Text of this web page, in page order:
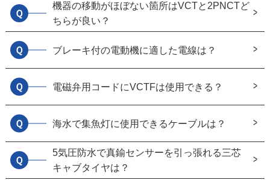
Ｑ
機器の移動がほぼない箇所はVCTと2PNCTど
ちらが良い？
Ｑ ブレーキ付の電動機に適した電線は？
Ｑ 電磁弁用コードにVCTFは使用できる？
Ｑ 海水で集魚灯に使用できるケーブルは？
Ｑ
5気圧防水で真鍮センサーを引っ張れる三芯
キャブタイヤは？